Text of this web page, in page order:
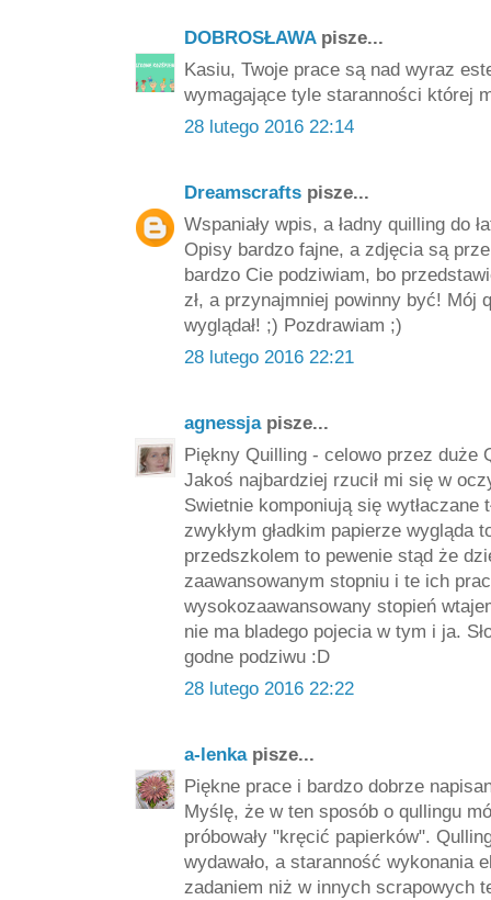
DOBROSŁAWApisze...
Kasiu, Twoje prace są nad wyraz
wymagające tyle staranności której
28 lutego 2016 22:14
Dreamscrafts pisze...
Wspaniały wpis, a ładny quilling do
Opisy bardzo fajne, a zdjęcia są
bardzo Cie podziwiam, bo
zł, a przynajmniej powinny być! Mój
wyglądał! ;) Pozdrawiam ;)
28 lutego 2016 22:21
agnessjapisze...
Piękny Quilling - celowo przez duże
Jakoś najbardziej rzucił mi się w
Swietnie komponiują się wytłaczane
zwykłym gładkim papierze wygląda
przedszkolem to pewenie stąd że
zaawansowanym stopniu i te ich
wysokozaawansowany stopień
nie ma bladego pojecia w tym i ja.
godne podziwu :D
28 lutego 2016 22:22
a-lenkapisze...
Piękne prace i bardzo dobrze
Myślę, że w ten sposób o qullingu
próbowały "kręcić papierków".
wydawało, a staranność wykonania
zadaniem niż w innych scrapowych